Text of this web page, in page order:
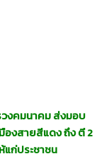
งคมนาคม ส่งมอบ
องสายสีแดง ถึง ตี 2
แก่ประชาชน